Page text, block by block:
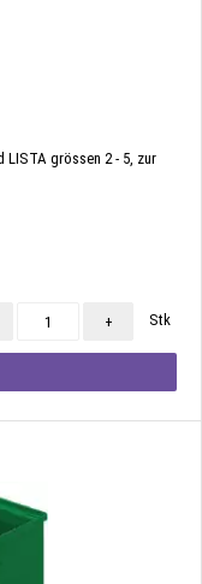
LISTA grössen 2 - 5, zur
+ Stk